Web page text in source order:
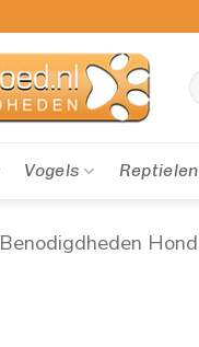
Vogels Reptielen
Benodigdheden Hond